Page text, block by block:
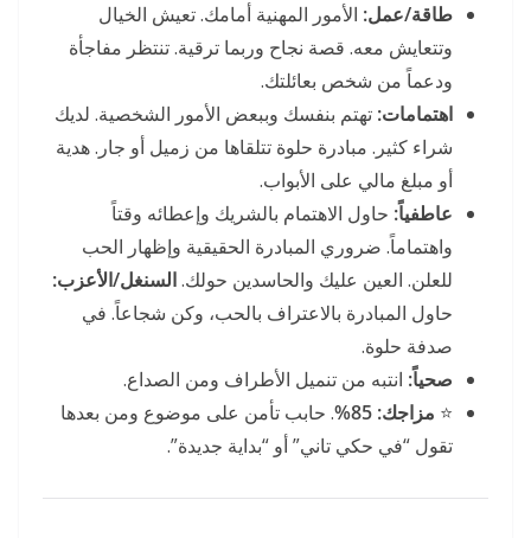
طاقة/عمل: الأمور المهنية أمامك. تعيش الخيال
وتتعايش معه. قصة نجاح وربما ترقية. تنتظر مفاجأة
ودعماً من شخص بعائلتك.
اهتمامات: تهتم بنفسك وببعض الأمور الشخصية. لديك
شراء كثير. مبادرة حلوة تتلقاها من زميل أو جار. هدية
أو مبلغ مالي على الأبواب.
عاطفياً: حاول الاهتمام بالشريك وإعطائه وقتاً
واهتماماً. ضروري المبادرة الحقيقية وإظهار الحب
للعلن. العين عليك والحاسدين حولك.السنغل/الأعزب:
حاول المبادرة بالاعتراف بالحب، وكن شجاعاً. في
صدفة حلوة.
صحياً: انتبه من تنميل الأطراف ومن الصداع.
⭐ مزاجك: 85%
. حابب تأمن على موضوع ومن بعدها
تقول “في حكي تاني” أو “بداية جديدة”.